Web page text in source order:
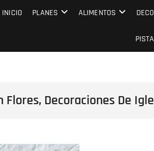
EVENTO CAPITAL
INICIO PLANES ALIMENTOS
Decoraciones De